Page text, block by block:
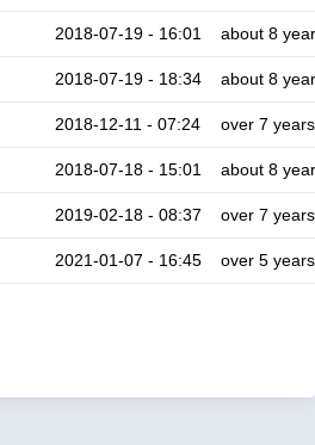
2018-07-19 - 16:01 about 8
2018-07-19 - 18:34 about 8
2018-12-11 - 07:24 over 7 years
2018-07-18 - 15:01 about 8
2019-02-18 - 08:37 over 7 years
2021-01-07 - 16:45 over 5 years